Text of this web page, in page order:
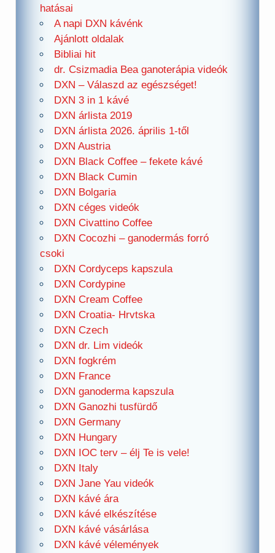
hatásai
A napi DXN kávénk
Ajánlott oldalak
Bibliai hit
dr. Csizmadia Bea ganoterápia videók
DXN – Válaszd az egészséget!
DXN 3 in 1 kávé
DXN árlista 2019
DXN árlista 2026. április 1-től
DXN Austria
DXN Black Coffee – fekete kávé
DXN Black Cumin
DXN Bolgaria
DXN céges videók
DXN Civattino Coffee
DXN Cocozhi – ganodermás forró
csoki
DXN Cordyceps kapszula
DXN Cordypine
DXN Cream Coffee
DXN Croatia- Hrvtska
DXN Czech
DXN dr. Lim videók
DXN fogkrém
DXN France
DXN ganoderma kapszula
DXN Ganozhi tusfürdő
DXN Germany
DXN Hungary
DXN IOC terv – élj Te is vele!
DXN Italy
DXN Jane Yau videók
DXN kávé ára
DXN kávé elkészítése
DXN kávé vásárlása
DXN kávé vélemények